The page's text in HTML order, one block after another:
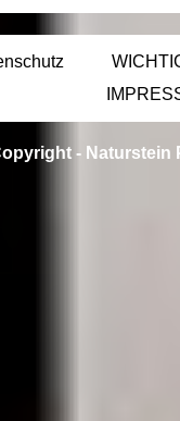
- Naturstein